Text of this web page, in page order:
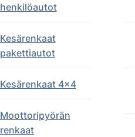
henkilöautot
Kesärenkaat
pakettiautot
Kesärenkaat 4x4
Moottoripyörän
renkaat